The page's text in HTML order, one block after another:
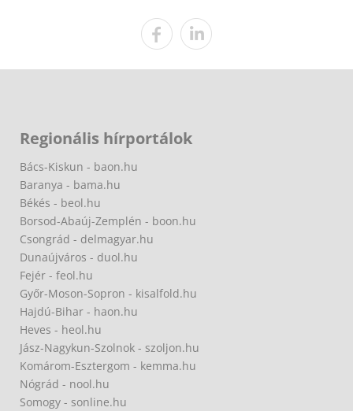
Regionális hírportálok
Bács-Kiskun - baon.hu
Baranya - bama.hu
Békés - beol.hu
Borsod-Abaúj-Zemplén - boon.hu
Csongrád - delmagyar.hu
Dunaújváros - duol.hu
Fejér - feol.hu
Győr-Moson-Sopron - kisalfold.hu
Hajdú-Bihar - haon.hu
Heves - heol.hu
Jász-Nagykun-Szolnok - szoljon.hu
Komárom-Esztergom - kemma.hu
Nógrád - nool.hu
Somogy - sonline.hu